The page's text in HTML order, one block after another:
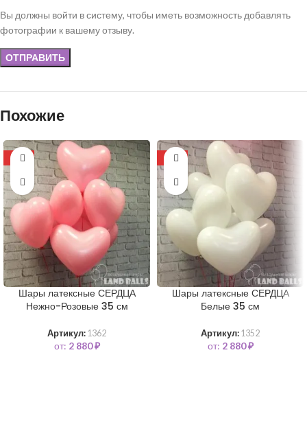
Вы должны войти в систему, чтобы иметь возможность добавлять
фотографии к вашему отзыву.
Похожие
-11%
Шары латексные СЕРДЦА
Нежно-Розовые 35 см
Артикул: 1362
от: 2 880₽
-11%
Шары латексные СЕРДЦА
Белые 35 см
Артикул: 1352
от: 2 880₽